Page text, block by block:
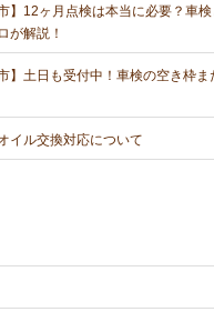
】12ヶ月点検は本当に必要？車
が解説！
】土日も受付中！車検の空き枠
イル交換対応について